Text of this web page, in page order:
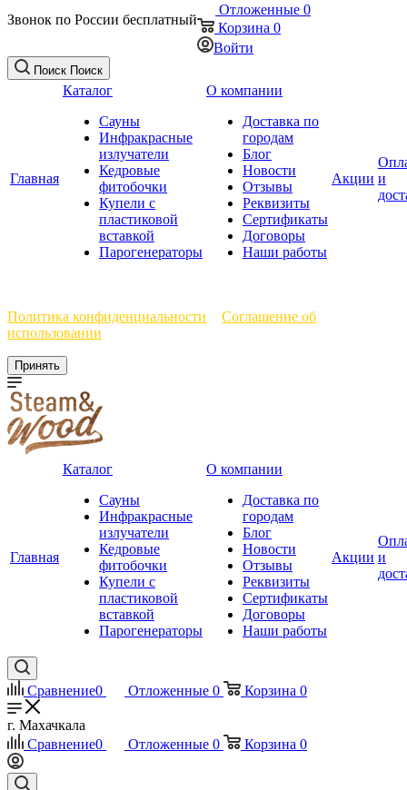
Звонок по России бесплатный
Отложенные 0
Корзина 0
Войти
Поиск Поиск
Главная
Каталог
Сауны
Инфракрасные
излучатели
Кедровые
фитобочки
Купели с
пластиковой
вставкой
Парогенераторы
О компании
Доставка по
городам
Блог
Новости
Отзывы
Реквизиты
Сертификаты
Договоры
Наши работы
Акции и
Политика конфиденциальности
Соглашение об
использовании
Принять
Главная
Каталог
Сауны
Инфракрасные
излучатели
Кедровые
фитобочки
Купели с
пластиковой
вставкой
Парогенераторы
О компании
Доставка по
городам
Блог
Новости
Отзывы
Реквизиты
Сертификаты
Договоры
Наши работы
Акции и
Сравнение0 Отложенные 0 Корзина 0
г. Махачкала
Сравнение0 Отложенные 0 Корзина 0